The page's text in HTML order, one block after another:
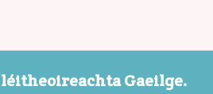
Gaeilge.